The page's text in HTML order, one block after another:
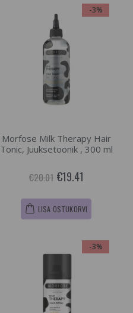
-3%
Morfose Milk Therapy Hair
Tonic, Juuksetoonik , 300 ml
€20.01 €19.41
LISA OSTUKORVI
-3%